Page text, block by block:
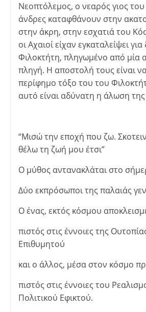
Νεοπτόλεμος, ο νεαρός γιος
άνδρες καταφθάνουν στην
στην άκρη, στην εσχατιά του
οι Αχαιοί είχαν εγκαταλείψει
Φιλοκτήτη, πληγωμένο από µία
πληγή. Η αποστολή τους είναι
περίφημο τόξο του του
αυτό είναι αδύνατη η άλωση της
“Μισώ την εποχή που ζω.
θέλω τη ζωή µου έτσι”
Ο μύθος αντανακλάται στο
Δύο εκπρόσωποι της παλαιάς
Ο ένας, εκτός κόσμου
πιστός στις έννοιες της
Επιθυμητού
και ο άλλος, μέσα στον κόσμο
πιστός στις έννοιες του
Πολιτικού Εφικτού.